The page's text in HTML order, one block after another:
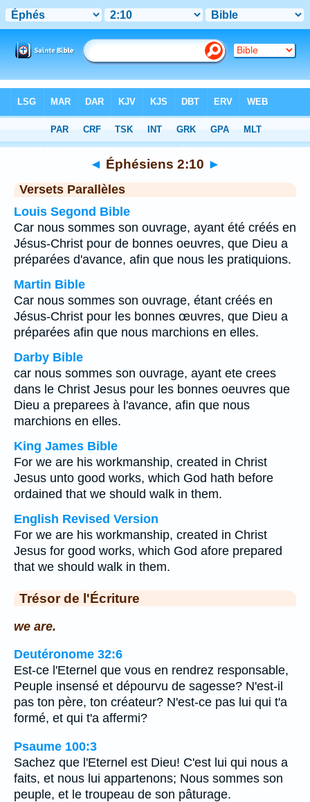
Chapitre 2 > Verset 10
◄ Éphésiens 2:10 ►
Versets Parallèles
Louis Segond Bible
Car nous sommes son ouvrage, ayant été créés en
Jésus-Christ pour de bonnes oeuvres, que Dieu a
préparées d'avance, afin que nous les pratiquions.
Martin Bible
Car nous sommes son ouvrage, étant créés en
Jésus-Christ pour les bonnes œuvres, que Dieu a
préparées afin que nous marchions en elles.
Darby Bible
car nous sommes son ouvrage, ayant ete crees
dans le Christ Jesus pour les bonnes oeuvres que
Dieu a preparees à l'avance, afin que nous
marchions en elles.
King James Bible
For we are his workmanship, created in Christ
Jesus unto good works, which God hath before
ordained that we should walk in them.
English Revised Version
For we are his workmanship, created in Christ
Jesus for good works, which God afore prepared
that we should walk in them.
Trésor de l'Écriture
we are.
Deutéronome 32:6
Est-ce l'Eternel que vous en rendrez responsable,
Peuple insensé et dépourvu de sagesse? N'est-il
pas ton père, ton créateur? N'est-ce pas lui qui t'a
formé, et qui t'a affermi?
Psaume 100:3
Sachez que l'Eternel est Dieu! C'est lui qui nous a
faits, et nous lui appartenons; Nous sommes son
peuple, et le troupeau de son pâturage.